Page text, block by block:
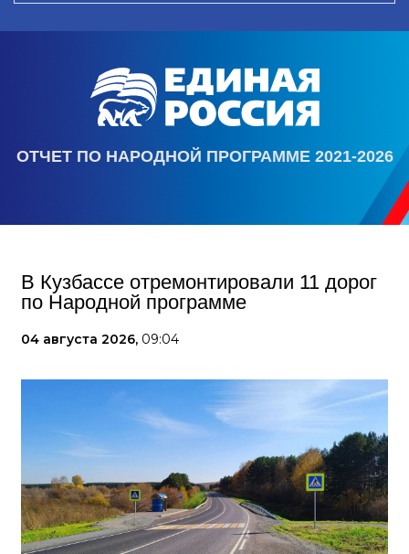
ОТЧЕТ ПО НАРОДНОЙ ПРОГРАММЕ 2021-2026
В Кузбассе отремонтировали 11 дорог
по Народной программе
04 августа 2026, 09:04